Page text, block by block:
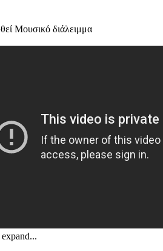
Μουσικό διάλειμμα